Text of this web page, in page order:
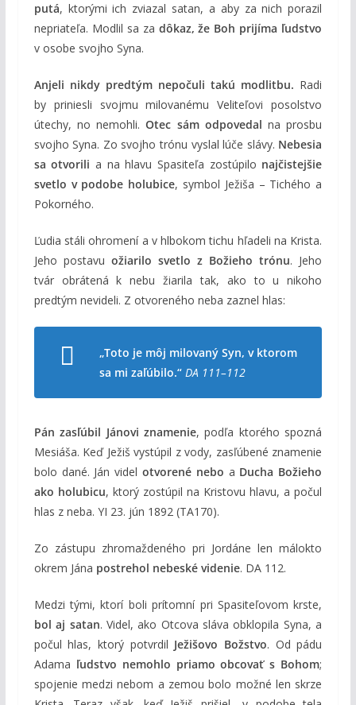
putá, ktorými ich zviazal satan, a aby za nich porazil
nepriateľa. Modlil sa za dôkaz, že Boh prijíma ľudstvo
v osobe svojho Syna.
Anjeli nikdy predtým nepočuli takú modlitbu. Radi
by priniesli svojmu milovanému Veliteľovi posolstvo
útechy, no nemohli.Otec sám odpovedal na prosbu
svojho Syna. Zo svojho trónu vyslal lúče slávy. Nebesia
sa otvorili a na hlavu Spasiteľa zostúpilo najčistejšie
svetlo v podobe holubice, symbol Ježiša – Tichého a
Pokorného.
Ľudia stáli ohromení a v hlbokom tichu hľadeli na Krista.
Jeho postavu ožiarilo svetlo z Božieho trónu. Jeho
tvár obrátená k nebu žiarila tak, ako to u nikoho
predtým nevideli. Z otvoreného neba zaznel hlas:
„Toto je môj milovaný Syn, v ktorom
sa mi zaľúbilo.“ DA 111–112
Pán zasľúbil Jánovi znamenie, podľa ktorého spozná
Mesiáša. Keď Ježiš vystúpil z vody, zasľúbené znamenie
bolo dané. Ján videl otvorené nebo a Ducha Božieho
ako holubicu, ktorý zostúpil na Kristovu hlavu, a počul
hlas z neba. YI 23. jún 1892 (TA170).
Zo zástupu zhromaždeného pri Jordáne len málokto
okrem Jána postrehol nebeské videnie. DA 112.
Medzi tými, ktorí boli prítomní pri Spasiteľovom krste,
bol aj satan. Videl, ako Otcova sláva obklopila Syna, a
počul hlas, ktorý potvrdil Ježišovo Božstvo. Od pádu
Adama ľudstvo nemohlo priamo obcovať s Bohom;
spojenie medzi nebom a zemou bolo možné len skrze